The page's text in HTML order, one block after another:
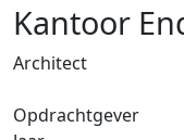
Kantoor
Architect
Opdrachtgever